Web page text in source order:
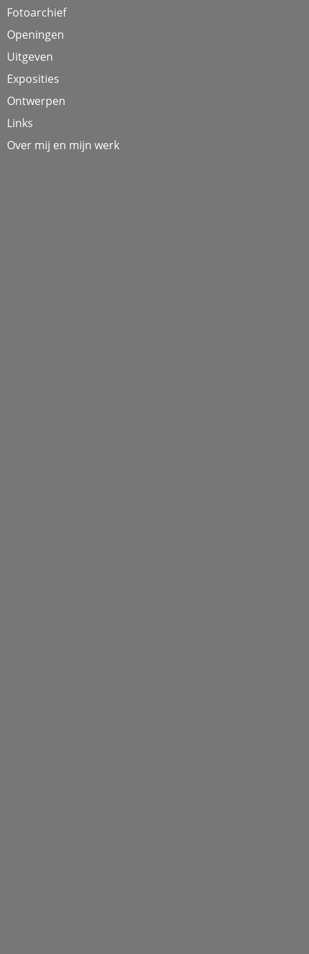
Fotoarchief
Openingen
Uitgeven
Exposities
Ontwerpen
Links
Over mij en mijn werk